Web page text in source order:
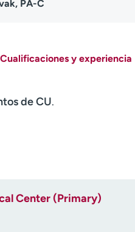
PA-C
Cualificaciones y experiencia
de CU.
Center (Primary)